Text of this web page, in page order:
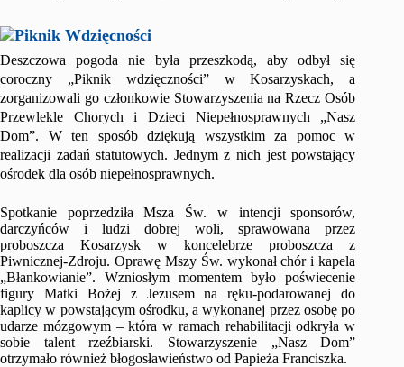
Deszczowa pogoda nie była przeszkodą, aby odbył się
coroczny „Piknik wdzięczności” w Kosarzyskach, a
zorganizowali go członkowie Stowarzyszenia na Rzecz Osób
Przewlekle Chorych i Dzieci Niepełnosprawnych „Nasz
Dom”. W ten sposób dziękują wszystkim za pomoc w
realizacji zadań statutowych. Jednym z nich jest powstający
ośrodek dla osób niepełnosprawnych.
Spotkanie poprzedziła Msza Św. w intencji sponsorów,
darczyńców i ludzi dobrej woli, sprawowana przez
proboszcza Kosarzysk w koncelebrze proboszcza z
Piwnicznej-Zdroju. Oprawę Mszy Św. wykonał chór i kapela
„Błankowianie”. Wzniosłym momentem było poświecenie
figury Matki Bożej z Jezusem na ręku-podarowanej do
kaplicy w powstającym ośrodku, a wykonanej przez osobę po
udarze mózgowym – która w ramach rehabilitacji odkryła w
sobie talent rzeźbiarski. Stowarzyszenie „Nasz Dom”
otrzymało również błogosławieństwo od Papieża Franciszka.